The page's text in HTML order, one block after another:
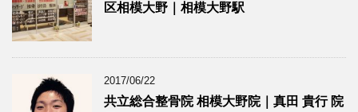
区相模大野｜相模大野駅
2017/06/22
共立総合整骨院 相模大野院｜真田 貴行 院